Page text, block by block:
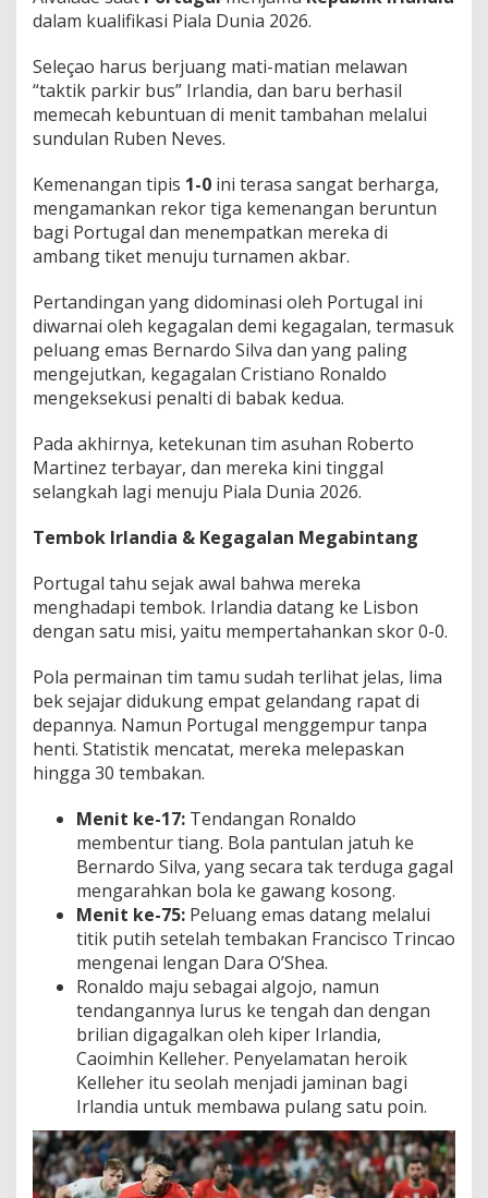
o
r
u
g
a
!
dalam kualifikasi Piala Dunia 2026.
Seleçao harus berjuang mati-matian melawan
“taktik parkir bus” Irlandia, dan baru berhasil
memecah kebuntuan di menit tambahan melalui
sundulan Ruben Neves.
Kemenangan tipis 1-0 ini terasa sangat berharga,
mengamankan rekor tiga kemenangan beruntun
bagi Portugal dan menempatkan mereka di
ambang tiket menuju turnamen akbar.
Pertandingan yang didominasi oleh Portugal ini
diwarnai oleh kegagalan demi kegagalan, termasuk
peluang emas Bernardo Silva dan yang paling
mengejutkan, kegagalan Cristiano Ronaldo
mengeksekusi penalti di babak kedua.
Pada akhirnya, ketekunan tim asuhan Roberto
Martinez terbayar, dan mereka kini tinggal
selangkah lagi menuju Piala Dunia 2026.
Tembok Irlandia & Kegagalan Megabintang
Portugal tahu sejak awal bahwa mereka
menghadapi tembok. Irlandia datang ke Lisbon
dengan satu misi, yaitu mempertahankan skor 0-0.
Pola permainan tim tamu sudah terlihat jelas, lima
bek sejajar didukung empat gelandang rapat di
depannya. Namun Portugal menggempur tanpa
henti. Statistik mencatat, mereka melepaskan
hingga 30 tembakan.
Menit ke-17: Tendangan Ronaldo
membentur tiang. Bola pantulan jatuh ke
Bernardo Silva, yang secara tak terduga gagal
mengarahkan bola ke gawang kosong.
Menit ke-75: Peluang emas datang melalui
titik putih setelah tembakan Francisco Trincao
mengenai lengan Dara O’Shea.
Ronaldo maju sebagai algojo, namun
tendangannya lurus ke tengah dan dengan
brilian digagalkan oleh kiper Irlandia,
Caoimhin Kelleher. Penyelamatan heroik
Kelleher itu seolah menjadi jaminan bagi
Irlandia untuk membawa pulang satu poin.